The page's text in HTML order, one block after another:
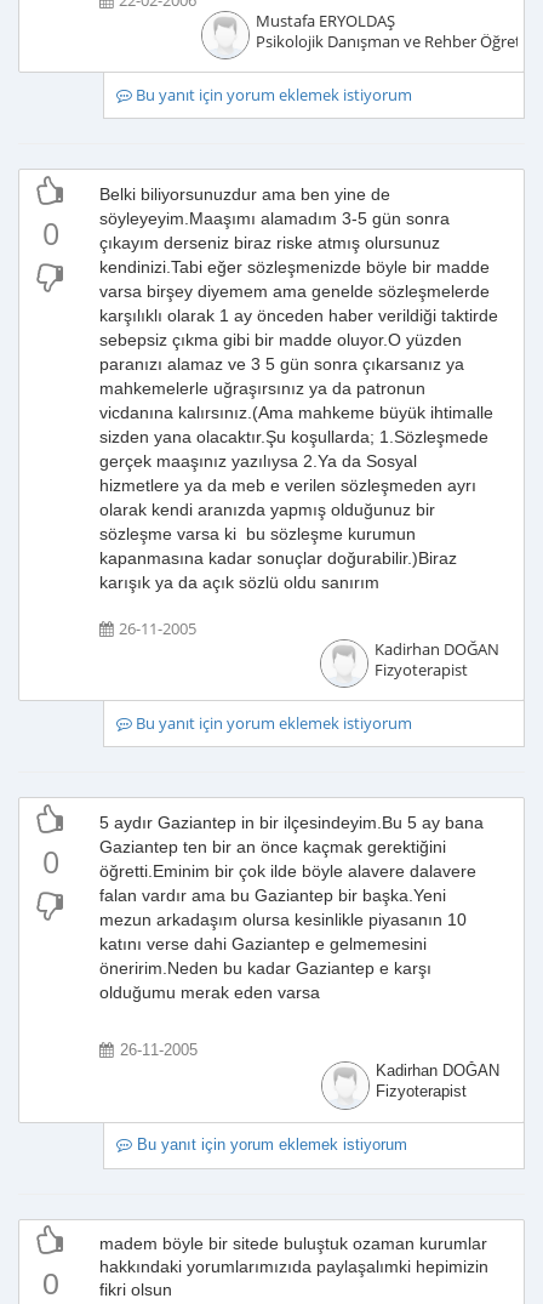
Mustafa ERYOLDAŞ
Psikolojik Danışman ve Rehber
Bu yanıt için yorum eklemek istiyorum
0
Belki biliyorsunuzdur ama ben yine de
söyleyeyim.Maaşımı alamadım 3-5 gün sonra
çıkayım derseniz biraz riske atmış olursunuz
kendinizi.Tabi eğer sözleşmenizde böyle bir madde
varsa birşey diyemem ama genelde sözleşmelerde
karşılıklı olarak 1 ay önceden haber verildiği taktirde
sebepsiz çıkma gibi bir madde oluyor.O yüzden
paranızı alamaz ve 3 5 gün sonra çıkarsanız ya
mahkemelerle uğraşırsınız ya da patronun
vicdanına kalırsınız.(Ama mahkeme büyük ihtimalle
sizden yana olacaktır.Şu koşullarda; 1.Sözleşmede
gerçek maaşınız yazılıysa 2.Ya da Sosyal
hizmetlere ya da meb e verilen sözleşmeden ayrı
olarak kendi aranızda yapmış olduğunuz bir
sözleşme varsa ki bu sözleşme kurumun
kapanmasına kadar sonuçlar doğurabilir.)Biraz
karışık ya da açık sözlü oldu sanırım
26-11-2005
Kadirhan DOĞAN
Fizyoterapist
Bu yanıt için yorum eklemek istiyorum
0
5 aydır Gaziantep in bir ilçesindeyim.Bu 5 ay bana
Gaziantep ten bir an önce kaçmak gerektiğini
öğretti.Eminim bir çok ilde böyle alavere dalavere
falan vardır ama bu Gaziantep bir başka.Yeni
mezun arkadaşım olursa kesinlikle piyasanın 10
katını verse dahi Gaziantep e gelmemesini
öneririm.Neden bu kadar Gaziantep e karşı
olduğumu merak eden varsa
26-11-2005
Kadirhan DOĞAN
Fizyoterapist
Bu yanıt için yorum eklemek istiyorum
0
madem böyle bir sitede buluştuk ozaman kurumlar
hakkındaki yorumlarımızıda paylaşalımki hepimizin
fikri olsun